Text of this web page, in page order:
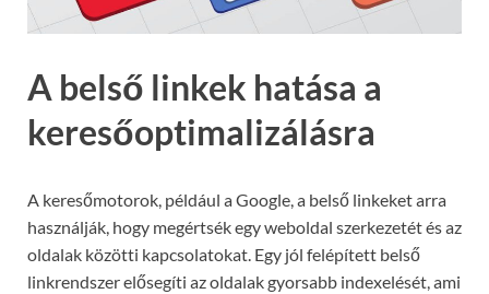
A belső linkek hatása a
keresőoptimalizálásra
A keresőmotorok, például a Google, a belső linkeket arra
használják, hogy megértsék egy weboldal szerkezetét és az
oldalak közötti kapcsolatokat. Egy jól felépített belső
linkrendszer elősegíti az oldalak gyorsabb indexelését, ami